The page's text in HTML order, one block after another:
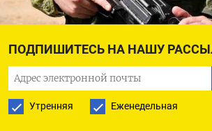
ПОДПИШИТЕСЬ НА НАШУ
Утренняя Еженедельная
Никита Симонов / Агентство «Москва»
Миссия ООН по наблюдению за